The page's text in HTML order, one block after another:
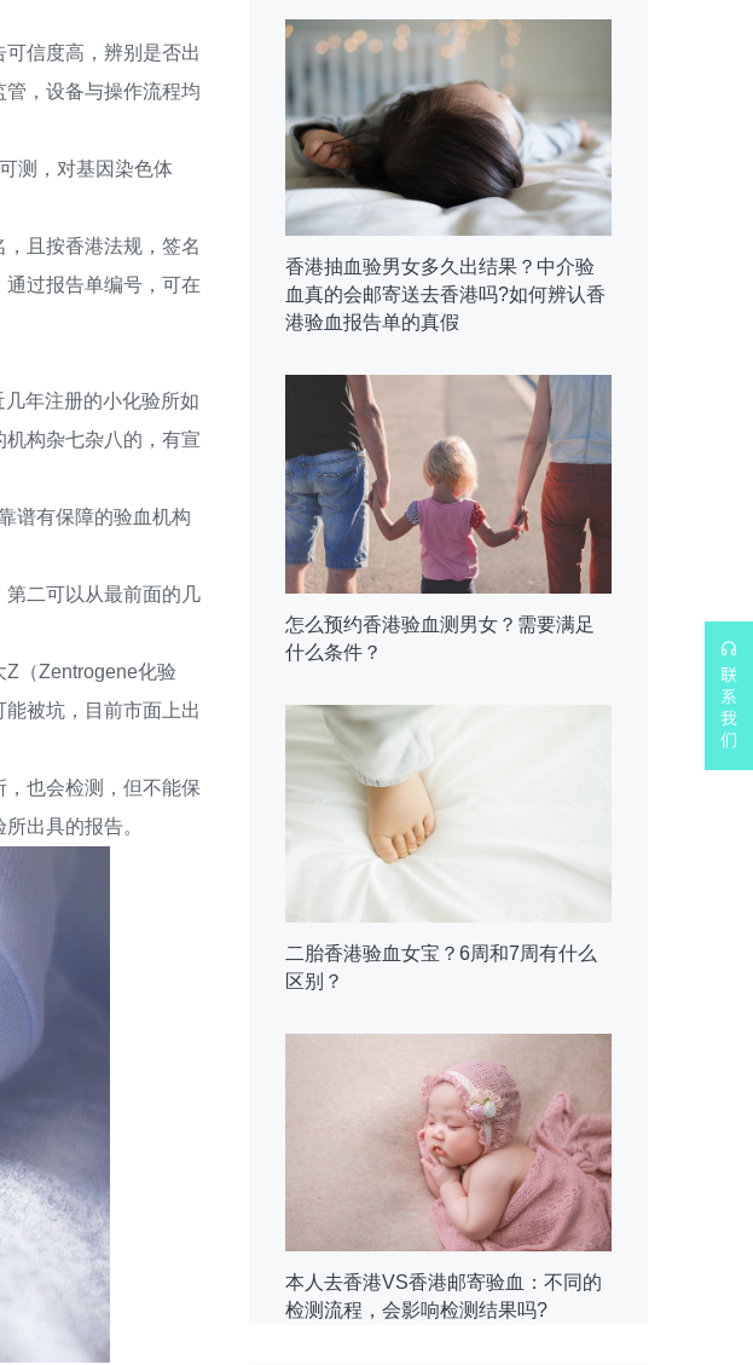
信度高，辨别是否出
，设备与操作流程均
测，对基因染色体
且按香港法规，签名
过报告单编号，可在
年注册的小化验所如
构杂七杂八的，有宣
谱有保障的验血机构
二可以从最前面的几
（Zentrogene化验
被坑，目前市面上出
也会检测，但不能保
出具的报告。
香港抽血验男女多久出结果？中介验
血真的会邮寄送去香港吗?如何辨认香
港验血报告单的真假
怎么预约香港验血测男女？需要满足
什么条件？
二胎香港验血女宝？6周和7周有什么
区别？
本人去香港VS香港邮寄验血：不同的
检测流程，会影响检测结果吗?